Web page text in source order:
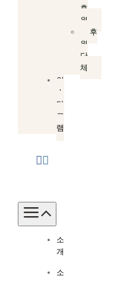
후
원
후
원
단
체
인
스
타
그
램
Toggle
Navigation
소
개
소